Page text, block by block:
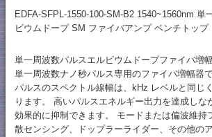
EDFA-SFPL-1550-100-SM-B2 1540~1560nm 単
ビウムドープ SM ファイバアンプ ベンチトップ
単一周波数パルスエルビウムドープファイバ増
単一周波数ナノ秒パルス専用のファイバ増幅器
パルスのスペクトル線幅は、kHz レベルと同じ
ります。 高いパルスエネルギー出力を達成しな
効果的に抑制できます。 モードまたは偏波維持
散センシング、ドップラーライダー、その他の